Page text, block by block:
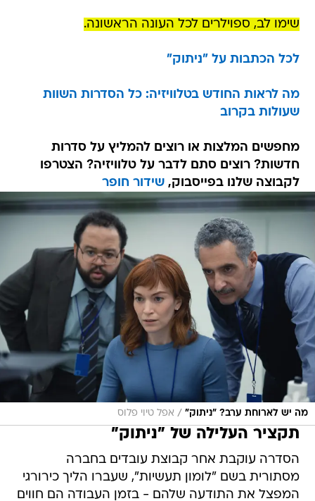
שימו לב, ספוילרים לכל העונה הראשונה.
לכל הכתבות על "ניתוק"
מה לראות החודש בטלוויזיה: כל הסדרות השוות
שעולות בקרוב
מחפשים המלצות או רוצים להמליץ על סדרות
חדשות? רוצים סתם לדבר על טלוויזיה? הצטרפו
לקבוצה שלנו בפייסבוק, שידור חופר
מה יש לארוחת ערב? "ניתוק" / אפל טיוי פלוס
תקציר העלילה של "ניתוק"
הסדרה עוקבת אחר קבוצת עובדים בחברה
מסתורית בשם "לומון תעשיות", שעברו הליך כירורגי
המפצל את התודעה שלהם - בזמן העבודה הם חווים